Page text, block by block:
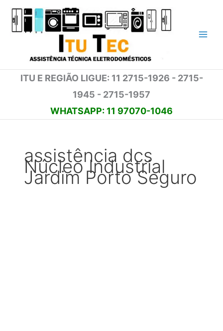
para
ITU E REGIÃO LIGUE: 11 2715-1926 - 2715-
1945 - 2715-1957
WHATSAPP: 11 97070-1046
assistência dcs
Núcleo Industrial
Jardim Porto Seguro